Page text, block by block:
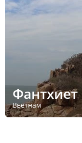
Фантхиет
Вьетнам